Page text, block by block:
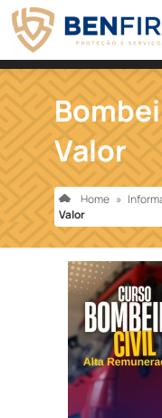
Valor
Home »
Valor